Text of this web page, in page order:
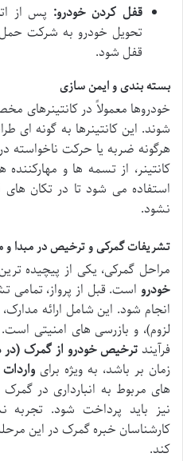
قفل کردن خودرو: پس از
تحویل خودرو به شرکت حمل
قفل شود.
بسته بندی و ایمن سازی
خودروها معمولاً در کانتینرهای
شوند. این کانتینرها به گونه ای
هرگونه ضربه یا حرکت ناخواسته
کانتینر، از تسمه ها و
استفاده می شود تا در تکان های
نشود.
تشریفات گمرکی و ترخیص در مبدا
مراحل گمرکی، یکی از پیچیده
خودرو است. قبل از پرواز، تمامی
انجام شود. این شامل ارائه
لزوم)، و بازرسی های امنیتی
فرآیند ترخیص خودرو از گمرک
زمان بر باشد، به ویژه برای
های مربوط به انبارداری در
نیز باید پرداخت شود.
کارشناسان خبره گمرک در این
کند.